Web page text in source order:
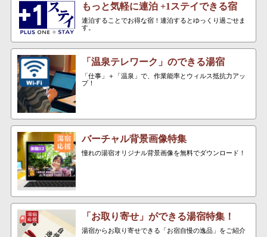
もっと気軽に連泊 +1ステイできる宿
連泊することでお得な宿！連泊するとゆっくり過ごせま
す。
「温泉テレワーク」のできる湯宿
「仕事」＋「温泉」で、作業能率とウィルス抵抗力アッ
プ！
バーチャル背景画像特集
憧れの湯宿オリジナル背景画像を無料でダウンロード！
「お取り寄せ」ができる湯宿特集！
湯宿からお取り寄せできる「お宿自慢の逸品」をご紹介